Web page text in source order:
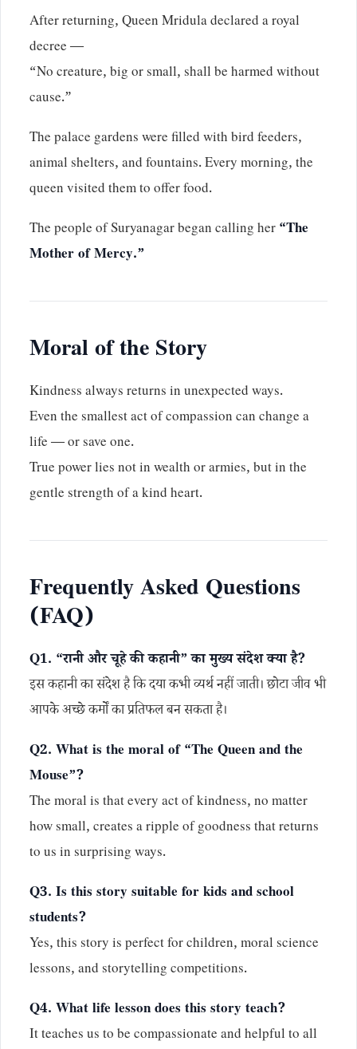
After returning, Queen Mridula declared a royal
decree —
“No creature, big or small, shall be harmed without
cause.”
The palace gardens were filled with bird feeders,
animal shelters, and fountains. Every morning, the
queen visited them to offer food.
The people of Suryanagar began calling her“The
Mother of Mercy.”
Moral of the Story
Kindness always returns in unexpected ways.
Even the smallest act of compassion can change a
life — or save one.
True power lies not in wealth or armies, but in the
gentle strength of a kind heart.
Frequently Asked Questions
(FAQ)
Q1. “रानी और चूहे की कहानी” का मुख्य संदेश क्या है?
इस कहानी का संदेश है कि दया कभी व्यर्थ नहीं जाती। छोटा जीव भी
आपके अच्छे कर्मों का प्रतिफल बन सकता है।
Q2. What is the moral of “The Queen and the
Mouse”?
The moral is that every act of kindness, no matter
how small, creates a ripple of goodness that returns
to us in surprising ways.
Q3. Is this story suitable for kids and school
students?
Yes, this story is perfect for children, moral science
lessons, and storytelling competitions.
Q4. What life lesson does this story teach?
It teaches us to be compassionate and helpful to all